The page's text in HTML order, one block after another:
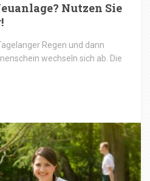
Nutzen Sie
Regen und dann
wechseln sich ab. Die